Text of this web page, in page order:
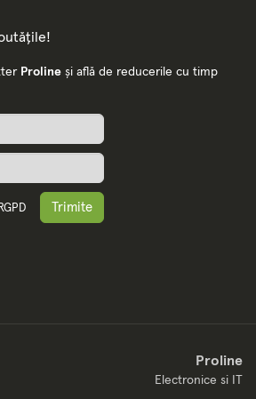
Proline și află de reducerile cu timp
RGPD Trimite
Proline
Electronice si IT